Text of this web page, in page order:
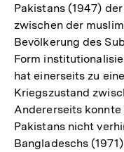
Pakistans (1947)
zwischen der
Bevölkerung des
Form
hat einerseits zu
Kriegszustand
Andererseits
Pakistans nicht
Bangladeschs